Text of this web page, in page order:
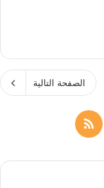
الصفحة التالية